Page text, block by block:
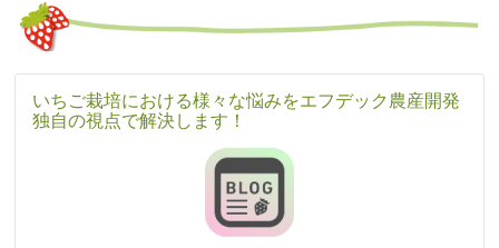
いちご栽培における様々な悩みをエフデック農産開発
独自の視点で解決します！